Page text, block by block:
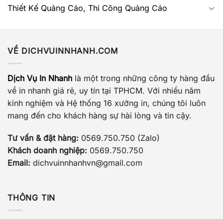
kiểm soát chất lượng tem tốt hơn.
chống hàng giả, từ tem hologram, tem QR code đến
tem 3D, mỗi loại đều có ưu điểm và nhược điểm riêng:
Tem Hologram:
Ưu điểm:Tạo hiệu ứng ánh sáng độc đáo,
cao cấp.
Nhược điểm:Chi phí cao hơn các loại tem
khác.
Tem QR Code:
Thiết Kế Quảng Cáo, Thi Công Quảng Cáo
VỀ DICHVUINNHANH.COM
Dịch Vụ In Nhanh là một trong những công ty hàng đầu
về in nhanh giá rẻ, uy tín tại TPHCM. Với nhiều năm
kinh nghiệm và Hệ thống 16 xưởng in, chúng tôi luôn
mang đến cho khách hàng sự hài lòng và tin cậy.
Tư vấn & đặt hàng: 0569.750.750 (Zalo)
Khách doanh nghiệp: 0569.750.750
Email: dichvuinnhanhvn@gmail.com
THÔNG TIN